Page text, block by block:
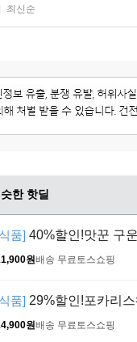
최신순
한 핫딜
품] 40%할인!맛꾼 구
원배송 무료 토스쇼핑
품] 29%할인!포카리
원배송 무료 토스쇼핑